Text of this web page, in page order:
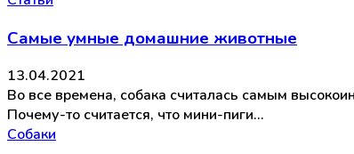
Самые умные домашние животные
13.04.2021
Во все времена, собака считалась самым
Почему-то считается, что мини-пиги…
Собаки